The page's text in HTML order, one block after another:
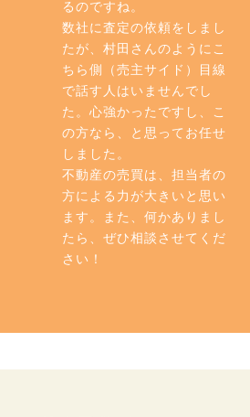
るのですね。
数社に査定の依頼をしまし
たが、村田さんのようにこ
ちら側（売主サイド）目線
で話す人はいませんでし
た。心強かったですし、こ
の方なら、と思ってお任せ
しました。
不動産の売買は、担当者の
方による力が大きいと思い
ます。また、何かありまし
たら、ぜひ相談させてくだ
さい！